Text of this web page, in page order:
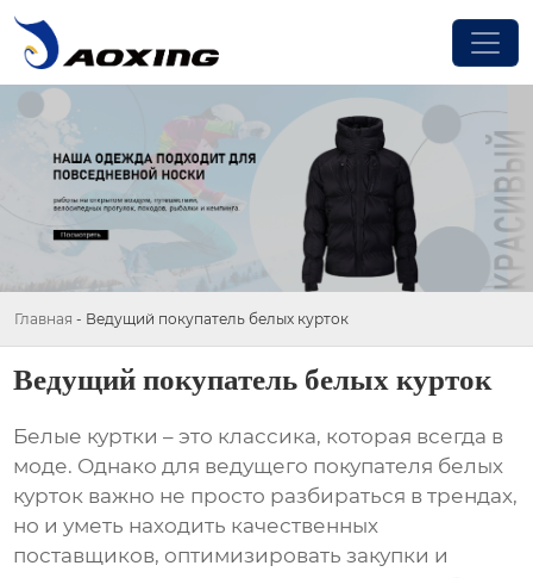
Главная - Ведущий покупатель белых курток
Ведущий покупатель белых курток
Белые куртки – это классика, которая всегда в
моде. Однако для ведущего покупателя белых
курток важно не просто разбираться в трендах,
но и уметь находить качественных
поставщиков, оптимизировать закупки и